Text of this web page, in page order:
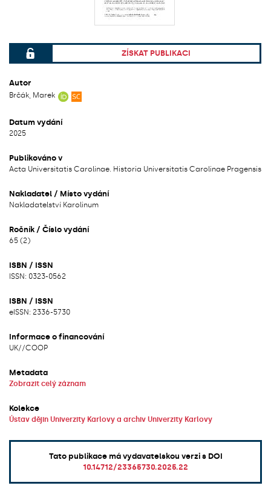
File can be accessed. ZÍSKAT PUBLIKACI
Autor
Brčák, Marek
Datum vydání
2025
Publikováno v
Acta Universitatis Carolinae. Historia Universitatis Carolinae Pragensis
Nakladatel / Místo vydání
Nakladatelství Karolinum
Ročník / Číslo vydání
65 (2)
ISBN / ISSN
ISSN: 0323-0562
ISBN / ISSN
eISSN: 2336-5730
Informace o financování
UK//COOP
Metadata
Zobrazit celý záznam
Kolekce
Ústav dějin Univerzity Karlovy a archiv Univerzity Karlovy
Tato publikace má vydavatelskou verzi s DOI
10.14712/23365730.2025.22